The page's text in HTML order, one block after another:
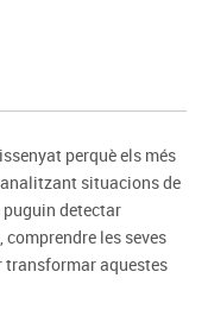
perquè els més
situacions de
puguin detectar
les seves
transformar aquestes